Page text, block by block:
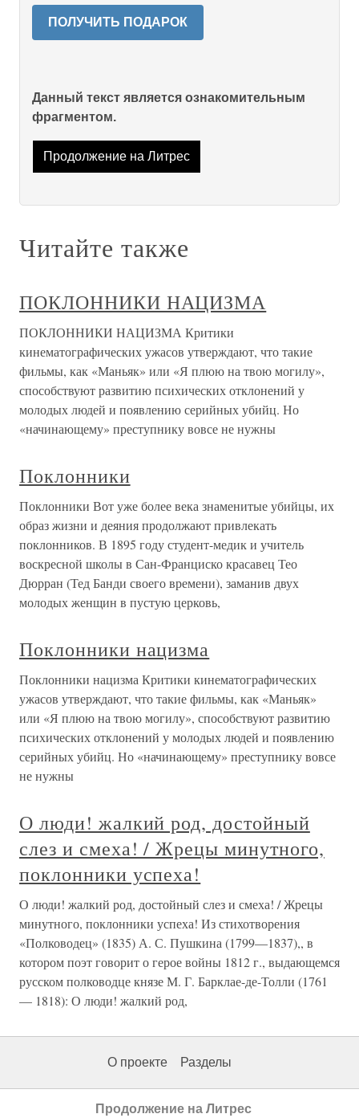
ПОЛУЧИТЬ ПОДАРОК
Данный текст является ознакомительным
фрагментом.
Продолжение на Литрес
Читайте также
ПОКЛОННИКИ НАЦИЗМА
ПОКЛОННИКИ НАЦИЗМА Критики
кинематографических ужасов утверждают, что такие
фильмы, как «Маньяк» или «Я плюю на твою могилу»,
способствуют развитию психических отклонений у
молодых людей и появлению серийных убийц. Но
«начинающему» преступнику вовсе не нужны
Поклонники
Поклонники Вот уже более века знаменитые убийцы, их
образ жизни и деяния продолжают привлекать
поклонников. В 1895 году студент-медик и учитель
воскресной школы в Сан-Франциско красавец Тео
Дюрран (Тед Банди своего времени), заманив двух
молодых женщин в пустую церковь,
Поклонники нацизма
Поклонники нацизма Критики кинематографических
ужасов утверждают, что такие фильмы, как «Маньяк»
или «Я плюю на твою могилу», способствуют развитию
психических отклонений у молодых людей и появлению
серийных убийц. Но «начинающему» преступнику вовсе
не нужны
О люди! жалкий род, достойный
слез и смеха! / Жрецы минутного,
поклонники успеха!
О люди! жалкий род, достойный слез и смеха! / Жрецы
минутного, поклонники успеха! Из стихотворения
«Полководец» (1835) А. С. Пушкина (1799—1837),, в
котором поэт говорит о герое войны 1812 г., выдающемся
русском полководце князе М. Г. Барклае-де-Толли (1761
— 1818): О люди! жалкий род,
О проекте Разделы
Продолжение на Литрес